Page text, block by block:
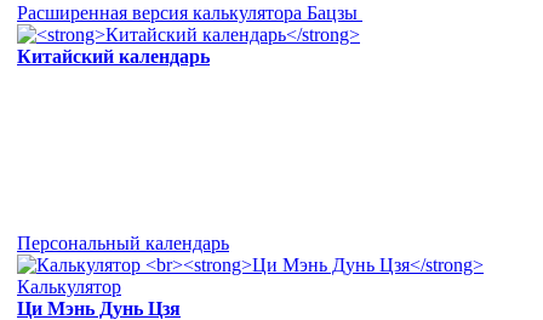
Расширенная версия калькулятора Бацзы
Китайский календарь
Персональный календарь
Калькулятор
Ци Мэнь Дунь Цзя